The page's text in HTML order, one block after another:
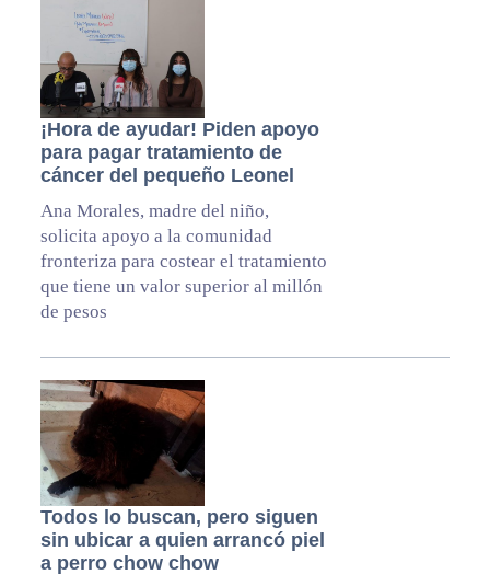
¡Hora de ayudar! Piden apoyo
para pagar tratamiento de
cáncer del pequeño Leonel
Ana Morales, madre del niño,
solicita apoyo a la comunidad
fronteriza para costear el tratamiento
que tiene un valor superior al millón
de pesos
Todos lo buscan, pero siguen
sin ubicar a quien arrancó piel
a perro chow chow